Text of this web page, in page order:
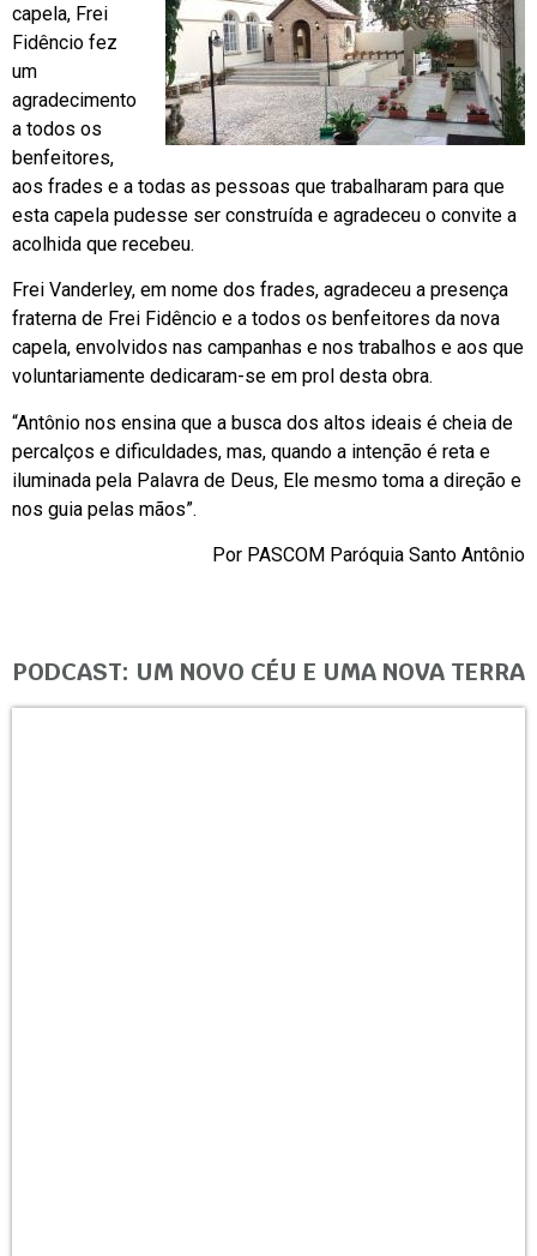
capela, Frei
Fidêncio fez
um
agradecimento
a todos os
benfeitores,
aos frades e a todas as pessoas que trabalharam para que
esta capela pudesse ser construída e agradeceu o convite a
acolhida que recebeu.
Frei Vanderley, em nome dos frades, agradeceu a presença
fraterna de Frei Fidêncio e a todos os benfeitores da nova
capela, envolvidos nas campanhas e nos trabalhos e aos que
voluntariamente dedicaram-se em prol desta obra.
“Antônio nos ensina que a busca dos altos ideais é cheia de
percalços e dificuldades, mas, quando a intenção é reta e
iluminada pela Palavra de Deus, Ele mesmo toma a direção e
nos guia pelas mãos”.
Por PASCOM Paróquia Santo Antônio
PODCAST: UM NOVO CÉU E UMA NOVA TERRA